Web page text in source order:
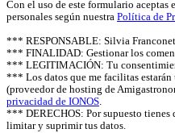
Con el uso de este formulario
personales según nuestra Política de
*** RESPONSABLE: Silvia
*** FINALIDAD: Gestionar los
*** LEGITIMACIÓN: Tu
*** Los datos que me facilitas estarán
(proveedor de hosting de
privacidad de IONOS.
*** DERECHOS: Por supuesto tienes
limitar y suprimir tus datos.